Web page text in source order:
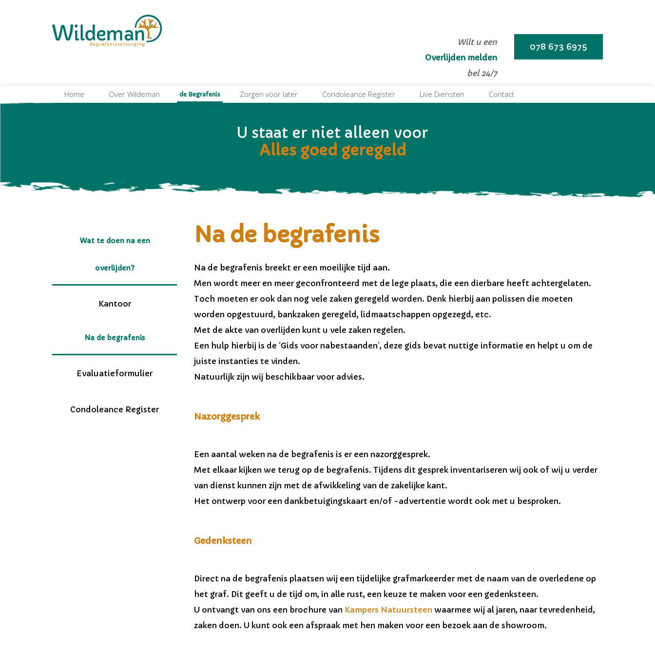
Wilt u een
Overlijden melden
bel 24/7
078 673 6975
Home Over Wildeman de Begrafenis Zorgen voor later Condoleance Register Live Diensten Contact
U staat er niet alleen voor
Alles goed geregeld
Na de begrafenis
Na de begrafenis breekt er een moeilijke tijd aan.
Men wordt meer en meer geconfronteerd met de lege plaats, die een dierbare heeft achtergelaten.
Toch moeten er ook dan nog vele zaken geregeld worden. Denk hierbij aan polissen die moeten
worden opgestuurd, bankzaken geregeld, lidmaatschappen opgezegd, etc.
Met de akte van overlijden kunt u vele zaken regelen.
Een hulp hierbij is de ‘Gids voor nabestaanden’, deze gids bevat nuttige informatie en helpt u om de
juiste instanties te vinden.
Natuurlijk zijn wij beschikbaar voor advies.
Nazorggesprek
Een aantal weken na de begrafenis is er een nazorggesprek.
Met elkaar kijken we terug op de begrafenis. Tijdens dit gesprek inventariseren wij ook of wij u verder
van dienst kunnen zijn met de afwikkeling van de zakelijke kant.
Het ontwerp voor een dankbetuigingskaart en/of -advertentie wordt ook met u besproken.
Gedenksteen
Direct na de begrafenis plaatsen wij een tijdelijke grafmarkeerder met de naam van de overledene op
het graf. Dit geeft u de tijd om, in alle rust, een keuze te maken voor een gedenksteen.
U ontvangt van ons een brochure van Kampers Natuursteen waarmee wij al jaren, naar tevredenheid,
zaken doen. U kunt ook een afspraak met hen maken voor een bezoek aan de showroom.
Wat te doen na een
overlijden?
Kantoor
Na de begrafenis
Evaluatieformulier
Condoleance Register